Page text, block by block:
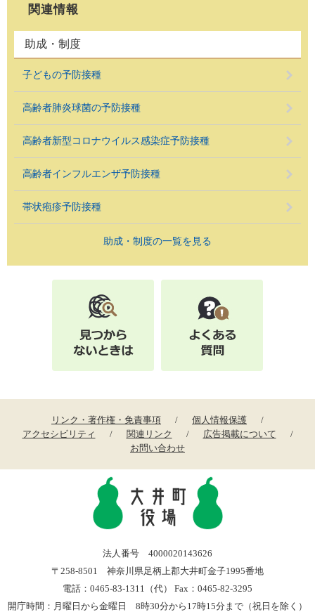
関連情報
助成・制度
子どもの予防接種
高齢者肺炎球菌の予防接種
高齢者新型コロナウイルス感染症予防接種
高齢者インフルエンザ予防接種
帯状疱疹予防接種
助成・制度の一覧を見る
リンク・著作権・免責事項
個人情報保護
アクセシビリティ
関連リンク
広告掲載について
お問い合わせ
法人番号 4000020143626
〒258-8501 神奈川県足柄上郡大井町金子1995番地
電話：0465-83-1311（代） Fax：0465-82-3295
開庁時間：月曜日から金曜日 8時30分から17時15分まで（祝日を除く）